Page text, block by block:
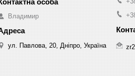
Владимир
ул. Павлова, 20, Дніпро, Україна